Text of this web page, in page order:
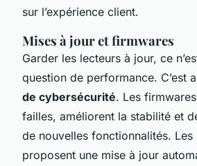
sur l’expérience client.
Mises à jour et firmwares
Garder les lecteurs à jour, ce
question de performance. C’est
de cybersécurité. Les
failles, améliorent la stabilité et
de nouvelles fonctionnalités.
proposent une mise à jour